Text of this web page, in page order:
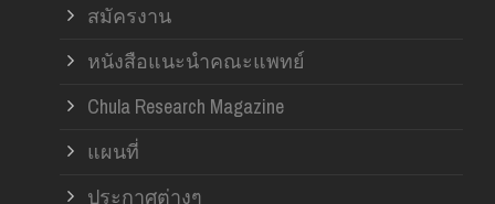
สมัครงาน
หนังสือแนะนำคณะแพทย์
Chula Research Magazine
แผนที่
ประกาศต่างๆ